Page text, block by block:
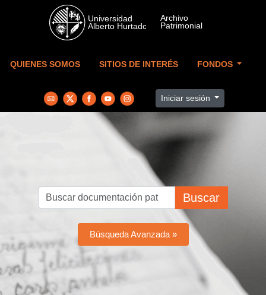
Skip to main content
QUIENES SOMOS SITIOS DE INTERÉS FONDOS
Iniciar sesión
Buscar
Búsqueda Avanzada »